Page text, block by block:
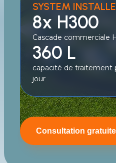
SYSTEM
8x H300
Cascade commerciale
360 L
capacité de traitement
jour
Consultation gratuite